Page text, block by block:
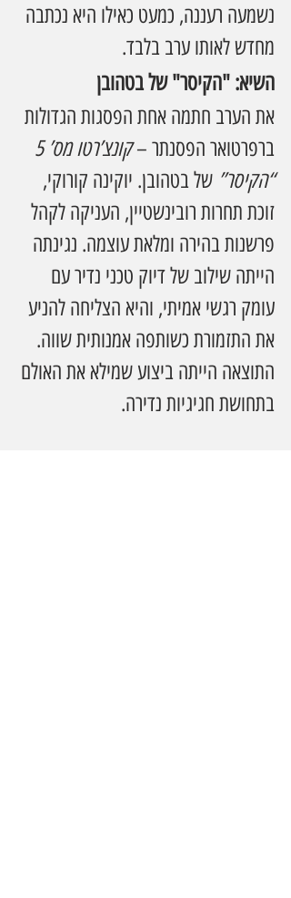
נשמעה רעננה, כמעט כאילו היא נכתבה
מחדש לאותו ערב בלבד.
השיא: "הקיסר" של בטהובן
את הערב חתמה אחת הפסגות הגדולות
ברפרטואר הפסנתר –
“הקיסר” של בטהובן. יוקינה קורוקי,
זוכת תחרות רובינשטיין, העניקה לקהל
פרשנות בהירה ומלאת עוצמה. נגינתה
הייתה שילוב של דיוק טכני נדיר עם
עומק רגשי אמיתי, והיא הצליחה להניע
את התזמורת כשותפה אמנותית שווה.
התוצאה הייתה ביצוע שמילא את האולם
בתחושת חגיגיות נדירה.